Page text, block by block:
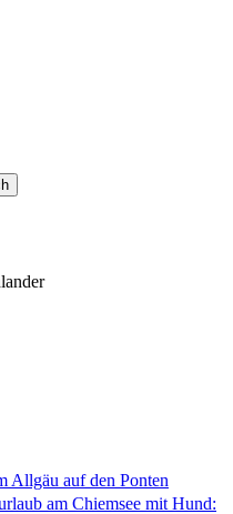
Allgäu auf den Ponten
am Chiemsee mit Hund: